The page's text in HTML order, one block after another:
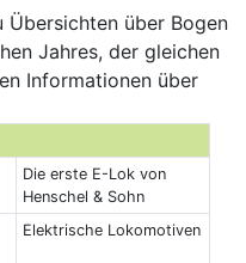
Übersichten über Bogen
Jahres, der gleichen
Informationen über
Die erste E-Lok von
Henschel & Sohn
Elektrische Lokomotiven